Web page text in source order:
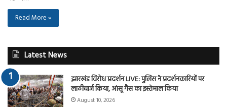
Read More »
Latest News
झारखंड विरोध प्रदर्शन LIVE: पुलिस ने प्रदर्शनकारियों पर
लाठीचार्ज किया, आंसू गैस का इस्तेमाल किया
August 10, 2026